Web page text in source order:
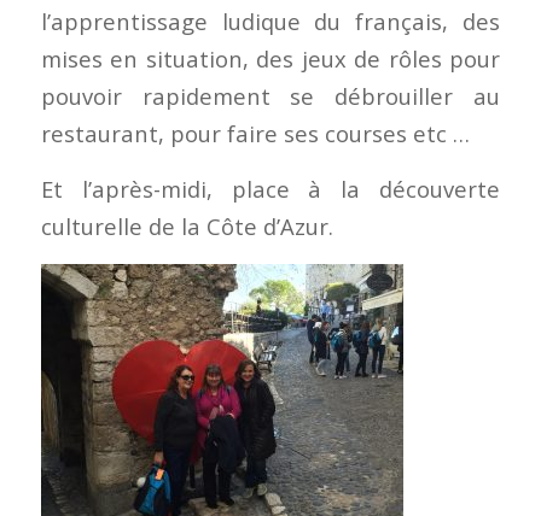
l’apprentissage ludique du français, des
mises en situation, des jeux de rôles pour
pouvoir rapidement se débrouiller au
restaurant, pour faire ses courses etc …
Et l’après-midi, place à la découverte
culturelle de la Côte d’Azur.